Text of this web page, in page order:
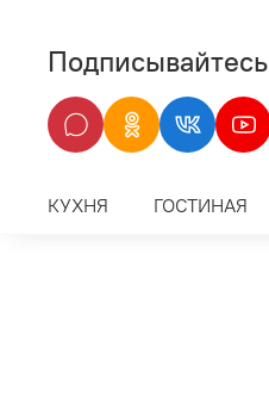
Подписывайтесь
КУХНЯ ГОСТИНАЯ